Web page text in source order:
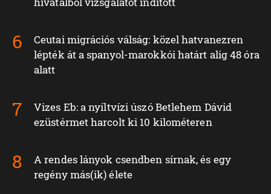
Ceutai migrációs válság: közel hatvanezren
lépték át a spanyol-marokkói határt alig 48 óra
alatt
Vizes Eb: a nyíltvízi úszó Betlehem Dávid
ezüstérmet harcolt ki 10 kilométeren
A rendes lányok csendben sírnak, és egy
regény más(ik) élete